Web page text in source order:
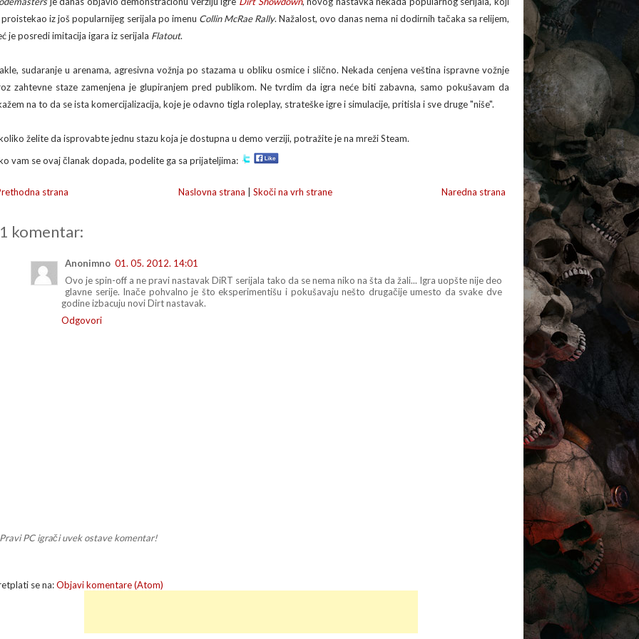
proistekao iz još popularnijeg serijala po imenu Collin McRae Rally. Nažalost, ovo danas nema ni dodirnih tačaka sa relijem,
je posredi imitacija igara iz serijala Flatout.
sudaranje u arenama, agresivna vožnja po stazama u obliku osmice i slično. Nekada cenjena veština ispravne vožnje
zahtevne staze zamenjena je glupiranjem pred publikom. Ne tvrdim da igra neće biti zabavna, samo pokušavam da
na to da se ista komercijalizacija, koje je odavno tigla roleplay, strateške igre i simulacije, pritisla i sve druge "niše".
želite da isprovabte jednu stazu koja je dostupna u demo verziji, potražite je na mreži Steam.
vam se ovaj članak dopada, podelite ga sa prijateljima:
Naredna strana
strana Naslovna strana Skoči na vrh strane
1 komentar:
Anonimno 01. 05. 2012. 14:01
Ovo je spin-off a ne pravi nastavak DiRT serijala tako da se nema niko na šta da žali... Igra uopšte nije deo
glavne serije. Inače pohvalno je što eksperimentišu i pokušavaju nešto drugačije umesto da svake dve
godine izbacuju novi Dirt nastavak.
Odgovori
Pravi PC igrači uvek ostave komentar!
se na:Objavi komentare (Atom)